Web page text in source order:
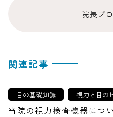
院長ブ
関連記事
目の基礎知識 視力と目の
当院の視力検査機器につ